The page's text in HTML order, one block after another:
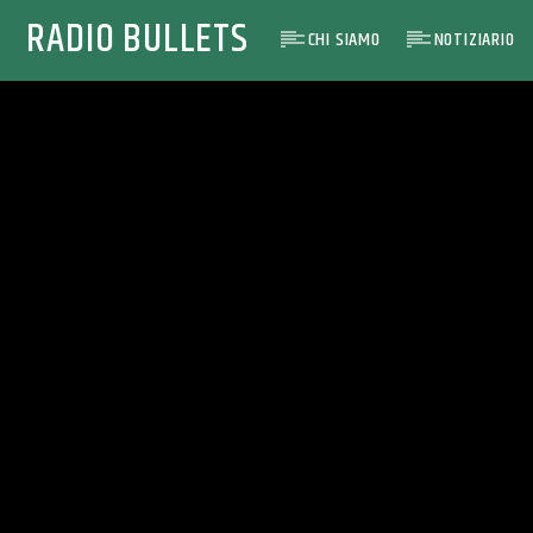
RADIO BULLETS CHI SIAMO NOTIZIARIO